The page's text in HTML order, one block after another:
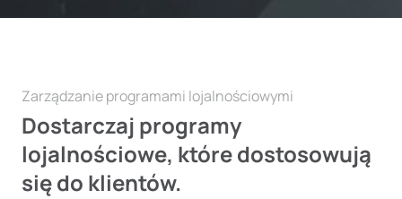
Zarządzanie programami lojalnościowymi
Dostarczaj programy
lojalnościowe, które dostosowują
się do klientów.